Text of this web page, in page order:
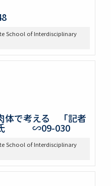
School of Interdisciplinary
体で考える 「記者
三氏 ∽09-030
School of Interdisciplinary